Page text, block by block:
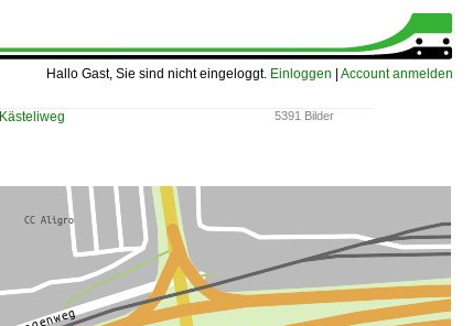
Hallo Gast, Sie sind nicht eingeloggt. Einloggen Account anmelden
5391 Bilder
Kästeliweg